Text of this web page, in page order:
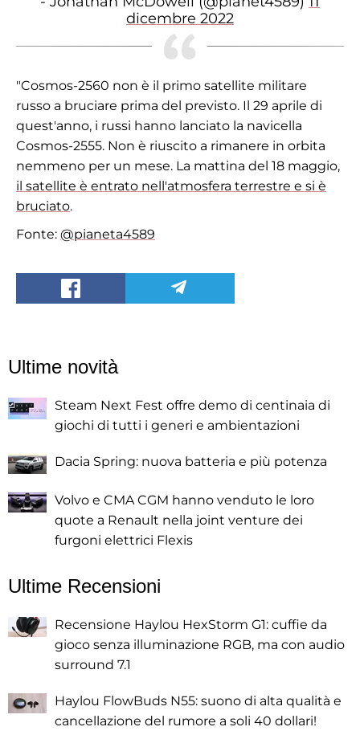
dicembre 2022
"Cosmos-2560 non è il primo satellite militare
russo a bruciare prima del previsto. Il 29 aprile di
quest'anno, i russi hanno lanciato la navicella
Cosmos-2555. Non è riuscito a rimanere in orbita
nemmeno per un mese. La mattina del 18 maggio,
il satellite è entrato nell'atmosfera terrestre e si è
bruciato.
Fonte: @pianeta4589
Ultime novità
Steam Next Fest offre demo di centinaia di
giochi di tutti i generi e ambientazioni
Dacia Spring: nuova batteria e più potenza
Volvo e CMA CGM hanno venduto le loro
quote a Renault nella joint venture dei
furgoni elettrici Flexis
Ultime Recensioni
Recensione Haylou HexStorm G1: cuffie da
gioco senza illuminazione RGB, ma con audio
surround 7.1
Haylou FlowBuds N55: suono di alta qualità e
cancellazione del rumore a soli 40 dollari!